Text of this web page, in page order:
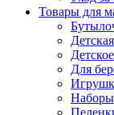
Товары для
Для
Наборы